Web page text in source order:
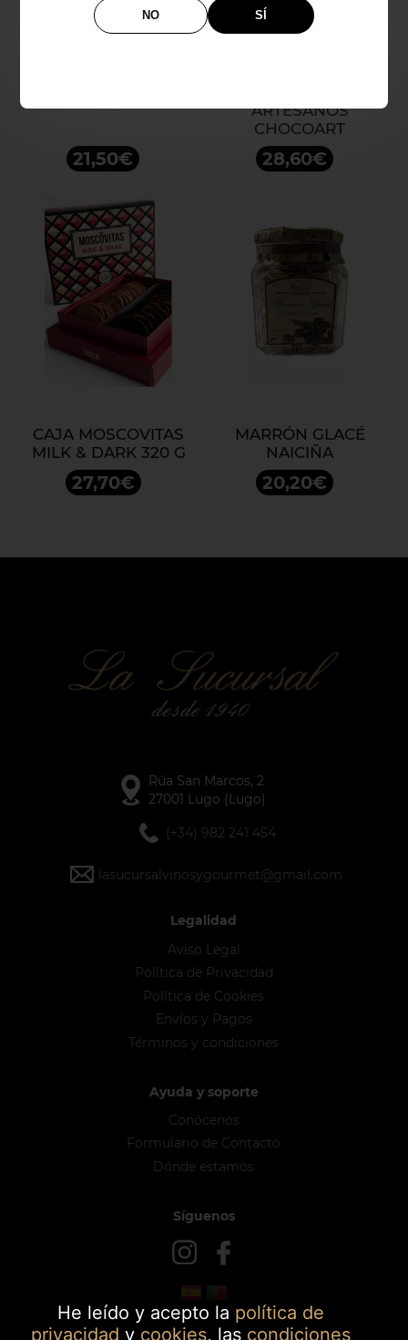
NO SÍ
21,50€
ARTESANOS
CHOCOART
28,60€
CAJA MOSCOVITAS
MILK & DARK 320 G
27,70€
MARRÓN GLACÉ
NAICIÑA
20,20€
He leído y acepto la política de
privacidad y cookies, las condiciones
Rúa San Marcos, 2
27001 Lugo (Lugo)
(+34) 982 241 454
lasucursalvinosygourmet@gmail.com
Legalidad
Aviso Legal
Política de Privacidad
Política de Cookies
Envíos y Pagos
Términos y condiciones
Ayuda y soporte
Conócenos
Formulario de Contacto
Dónde estamos
Síguenos